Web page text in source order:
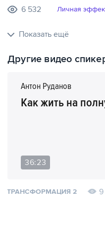
6 532 Личная
Показать ещё
Другие видео
Антон Руданов
Как жить на
36:23
ТРАНСФОРМАЦИЯ 2